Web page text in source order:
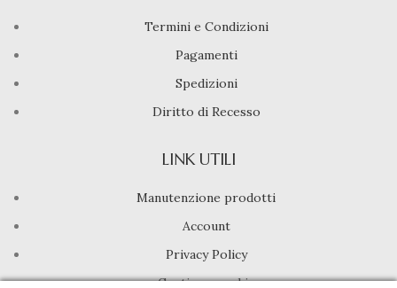
Termini e Condizioni
Pagamenti
Spedizioni
Diritto di Recesso
LINK UTILI
Manutenzione prodotti
Account
Privacy Policy
Gestione cookie